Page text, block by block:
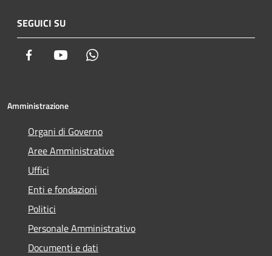
SEGUICI SU
Facebook Youtube
Amministrazione
Organi di Governo
Aree Amministrative
Uffici
Enti e fondazioni
Politici
Personale Amministrativo
Documenti e dati